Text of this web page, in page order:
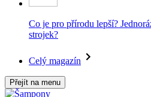
Co je pro přírodu lepší?
strojek?
Celý magazín
Přejít na menu